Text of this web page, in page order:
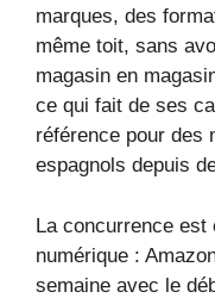
marques, des
même toit, sans
magasin en
ce qui fait de ses
référence pour des
espagnols depuis
La concurrence est
numérique :
semaine avec le